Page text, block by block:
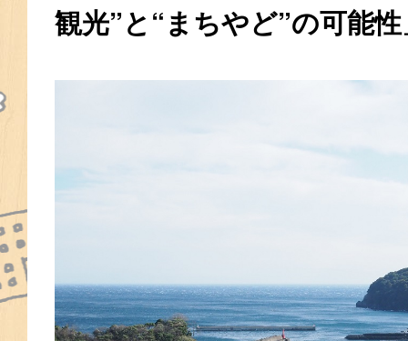
観光”と“まちやど”の可能